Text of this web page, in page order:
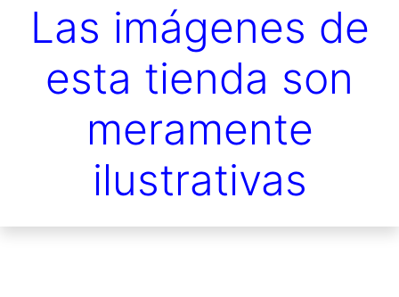
Las imágenes de
esta tienda son
meramente
ilustrativas